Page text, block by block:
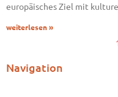
europäisches Ziel mit
weiterlesen »
Navigation